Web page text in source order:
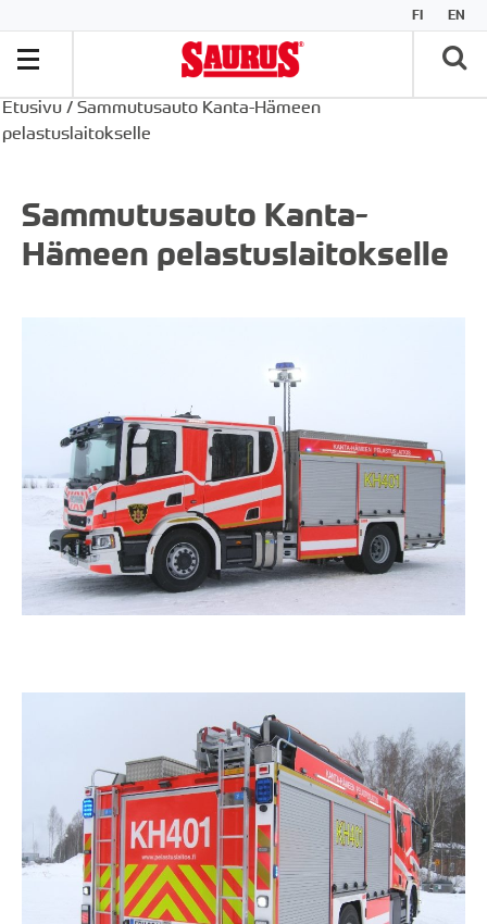
FI EN
Etusivu / Sammutusauto Kanta-Hämeen
pelastuslaitokselle
Sammutusauto Kanta-
Hämeen pelastuslaitokselle